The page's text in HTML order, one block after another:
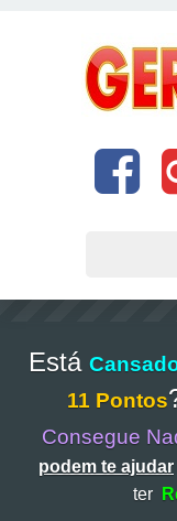
Está
11 Pontos
Consegue
podem te ajudar
ter